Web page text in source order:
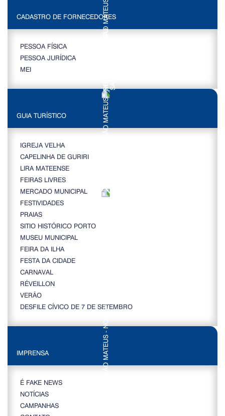
CADASTRO DE FORNECEDORES
PESSOA FÍSICA
PESSOA JURÍDICA
MEI
GUIA TURÍSTICO
IGREJA VELHA
CAPELINHA DE GURIRI
LIRA MATEENSE
FEIRAS LIVRES
MERCADO MUNICIPAL
FESTIVIDADES
PRAIAS
SITIO HISTÓRICO PORTO
MUSEU MUNICIPAL
FEIRA DA ILHA
FESTA DA CIDADE
CARNAVAL
RÉVEILLON
VERÃO
DESFILE CÍVICO DE 7 DE SETEMBRO
IMPRENSA
É FAKE NEWS
NOTÍCIAS
CAMPANHAS